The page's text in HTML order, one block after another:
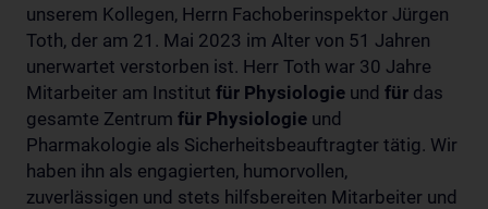
unserem Kollegen, Herrn Fachoberinspektor Jürgen
Toth, der am 21. Mai 2023 im Alter von 51 Jahren
unerwartet verstorben ist. Herr Toth war 30 Jahre
Mitarbeiter am Institut für Physiologie und für das
gesamte Zentrum für Physiologie und
Pharmakologie als Sicherheitsbeauftragter tätig. Wir
haben ihn als engagierten, humorvollen,
zuverlässigen und stets hilfsbereiten Mitarbeiter und